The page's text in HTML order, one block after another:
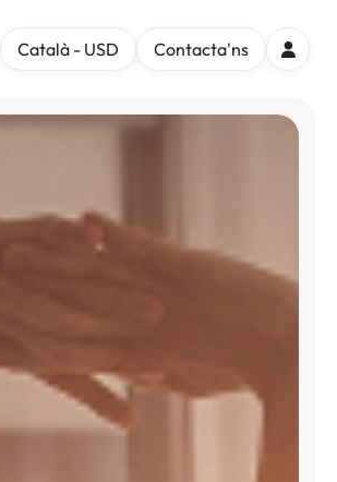
Català - USD Contacta'ns